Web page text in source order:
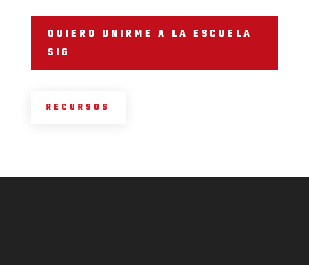
QUIERO UNIRME A LA ESCUELA
SIG
RECURSOS